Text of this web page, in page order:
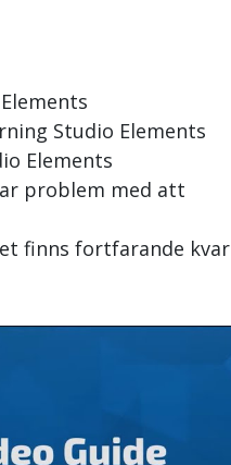
Studio Elements
Elements
problem med att
finns fortfarande kvar